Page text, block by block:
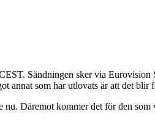
Sändningen sker via Eurovision
annat som har utlovats är att det
nu. Däremot kommer det för den